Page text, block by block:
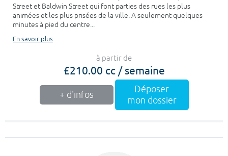
Street et Baldwin Street qui font parties des rues les plus
animées et les plus prisées de la ville. A seulement quelques
minutes à pied du centre...
En savoir plus
à partir de
£210.00 cc / semaine
+ d'infos
Déposer
mon dossier